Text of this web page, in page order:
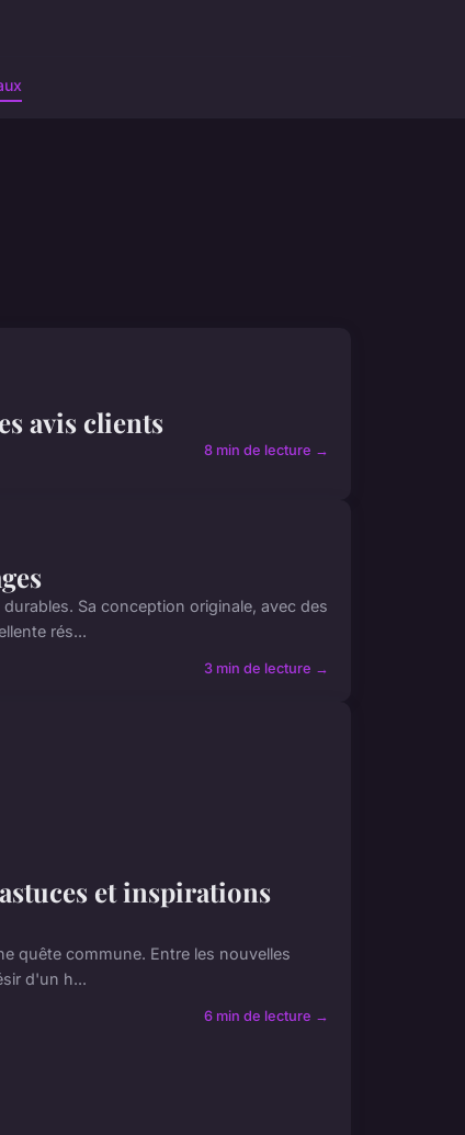
avis clients
8 min de lecture →
Sa conception originale, avec des
rés...
3 min de lecture →
et inspirations
quête commune. Entre les nouvelles
d'un h...
6 min de lecture →